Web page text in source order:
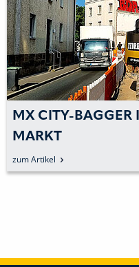
MX CITY-BAGGER
MARKT
zum Artikel